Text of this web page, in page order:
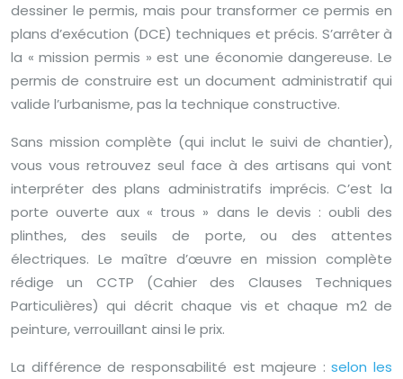
dessiner le permis, mais pour transformer ce permis en
plans d’exécution (DCE) techniques et précis. S’arrêter à
la « mission permis » est une économie dangereuse. Le
permis de construire est un document administratif qui
valide l’urbanisme, pas la technique constructive.
Sans mission complète (qui inclut le suivi de chantier),
vous vous retrouvez seul face à des artisans qui vont
interpréter des plans administratifs imprécis. C’est la
porte ouverte aux « trous » dans le devis : oubli des
plinthes, des seuils de porte, ou des attentes
électriques. Le maître d’œuvre en mission complète
rédige un CCTP (Cahier des Clauses Techniques
Particulières) qui décrit chaque vis et chaque m2 de
peinture, verrouillant ainsi le prix.
La différence de responsabilité est majeure :selon les